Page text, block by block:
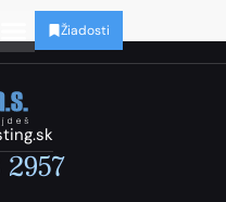
Žiadosti